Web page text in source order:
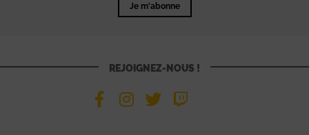
Je m'abonne
REJOIGNEZ-NOUS !